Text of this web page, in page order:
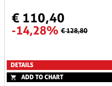
€ 110,40
-14,28% € 128,80
DETAILS
ADD TO CHART